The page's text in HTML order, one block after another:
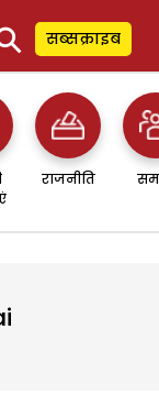
सब्सक्राइब
राजनीति